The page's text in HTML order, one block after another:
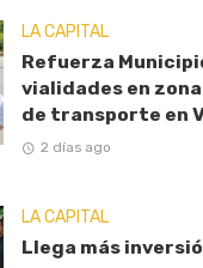
LA CAPITAL
Refuerza
vialidades en
de transporte en
2 días ago
LA CAPITAL
Llega más